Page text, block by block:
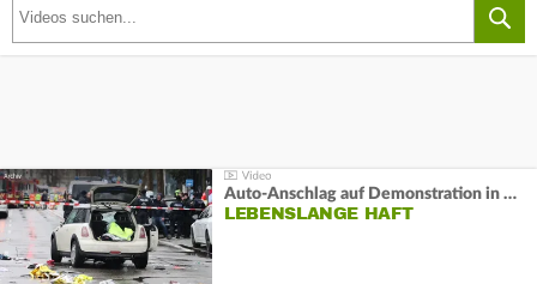
Auto-Anschlag auf Demonstration in München:
LEBENSLANGE HAFT